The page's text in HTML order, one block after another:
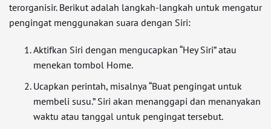
terorganisir. Berikut adalah langkah-langkah untuk mengatur
pengingat menggunakan suara dengan Siri:
Aktifkan Siri dengan mengucapkan “Hey Siri” atau
menekan tombol Home.
Ucapkan perintah, misalnya “Buat pengingat untuk
membeli susu.” Siri akan menanggapi dan menanyakan
waktu atau tanggal untuk pengingat tersebut.